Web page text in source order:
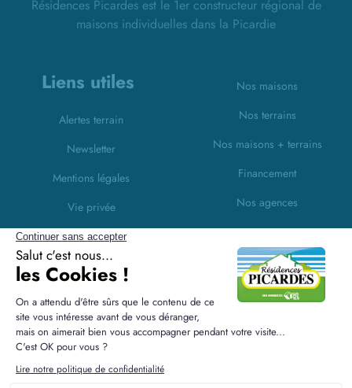
Résidences Picardes est le 1er constructeur régional de
maisons individuelles dans la Picardie
Liens utiles
Alertes terrain
Newsletter
Mentions légales
Vie privée
Plan du site
Filiales
Nos maisons
Nos terrains
Nos maisons + terrains
Financement
Nos agences